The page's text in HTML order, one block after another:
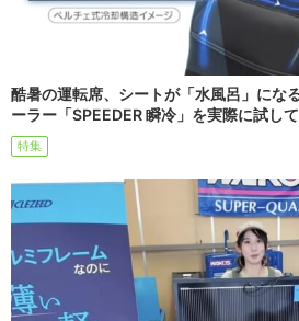
酷暑の運転席、シートが「水風呂」にな
ーラー「SPEEDER 瞬冷」を実際に試し
特集